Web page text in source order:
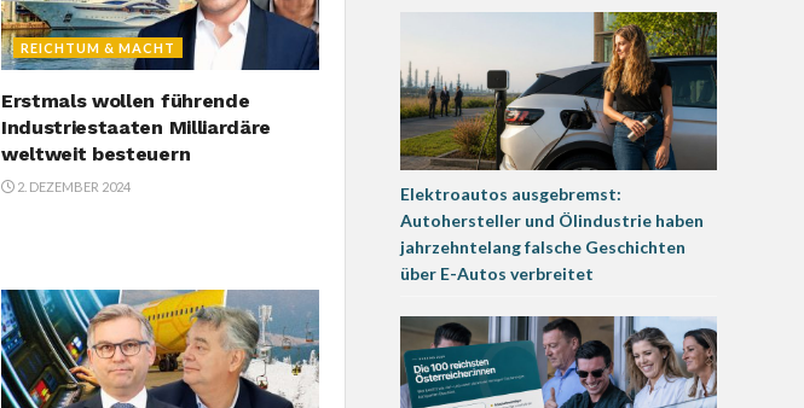
REICHTUM & MACHT
Erstmals wollen führende
Industriestaaten Milliardäre
weltweit besteuern
2. DEZEMBER 2024
Elektroautos ausgebremst:
Autohersteller und Ölindustrie haben
jahrzehntelang falsche Geschichten
über E-Autos verbreitet